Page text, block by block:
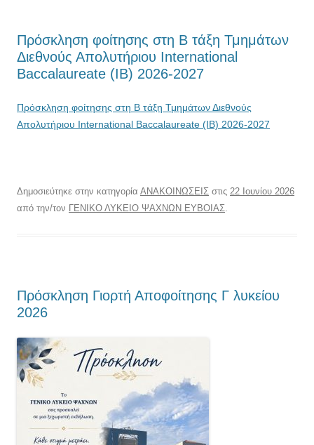
Πρόσκληση φοίτησης στη Β τάξη Τμημάτων
Διεθνούς Απολυτήριου International
Baccalaureate (IB) 2026-2027
Πρόσκληση φοίτησης στη Β τάξη Τμημάτων Διεθνούς
Απολυτήριου International Baccalaureate (IB) 2026-2027
Δημοσιεύτηκε στην κατηγορία ΑΝΑΚΟΙΝΩΣΕΙΣ στις 22 Ιουνίου 2026
από την/τον ΓΕΝΙΚΟ ΛΥΚΕΙΟ ΨΑΧΝΩΝ ΕΥΒΟΙΑΣ
Πρόσκληση Γιορτή Αποφοίτησης Γ λυκείου
2026